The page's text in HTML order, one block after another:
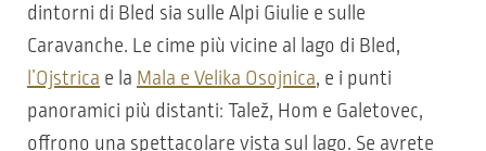
dintorni di Bled sia sulle Alpi Giulie e sulle
Caravanche. Le cime più vicine al lago di Bled,
l’Ojstrica e la Mala e Velika Osojnica, e i punti
panoramici più distanti: Talež, Hom e Galetovec,
offrono una spettacolare vista sul lago. Se avrete